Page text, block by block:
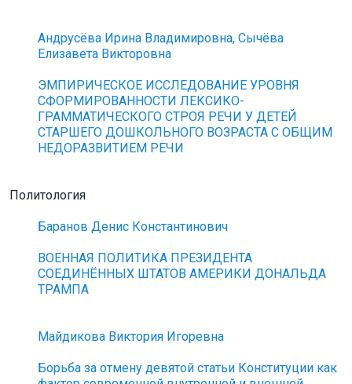
Андрусёва Ирина Владимировна, Сычёва
Елизавета Викторовна
ЭМПИРИЧЕСКОЕ ИССЛЕДОВАНИЕ УРОВНЯ
СФОРМИРОВАННОСТИ ЛЕКСИКО-
ГРАММАТИЧЕСКОГО СТРОЯ РЕЧИ У ДЕТЕЙ
СТАРШЕГО ДОШКОЛЬНОГО ВОЗРАСТА С ОБЩИМ
НЕДОРАЗВИТИЕМ РЕЧИ
Политология
Баранов Денис Константинович
ВОЕННАЯ ПОЛИТИКА ПРЕЗИДЕНТА
СОЕДИНЁННЫХ ШТАТОВ АМЕРИКИ ДОНАЛЬДА
ТРАМПА
Майдикова Виктория Игоревна
Борьба за отмену девятой статьи Конституции как